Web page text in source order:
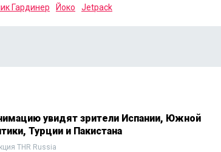
Гардинер Йоко Jetpack
увидят зрители Испании, Южной
Турции и Пакистана
THR Russia